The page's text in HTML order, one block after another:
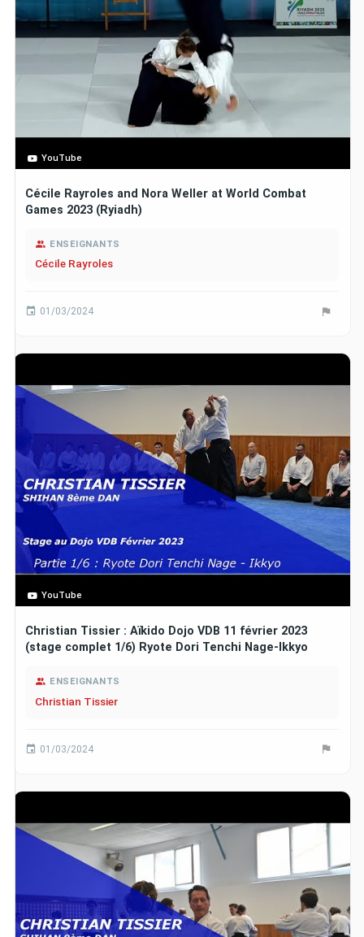
YouTube
Cécile Rayroles and Nora Weller at World Combat
Games 2023 (Ryiadh)
ENSEIGNANTS
Cécile Rayroles
01/03/2024
YouTube
Christian Tissier : Aïkido Dojo VDB 11 février 2023
(stage complet 1/6) Ryote Dori Tenchi Nage-Ikkyo
ENSEIGNANTS
Christian Tissier
01/03/2024